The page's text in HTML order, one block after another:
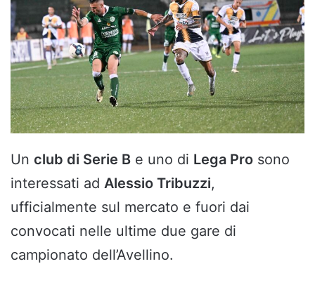
Un club di Serie B e uno di Lega Pro sono
interessati ad Alessio Tribuzzi,
ufficialmente sul mercato e fuori dai
convocati nelle ultime due gare di
campionato dell’Avellino.